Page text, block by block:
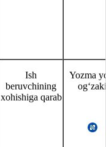
Ish
beruvchining
хohishiga qarab
Yozma
ogʻzaki